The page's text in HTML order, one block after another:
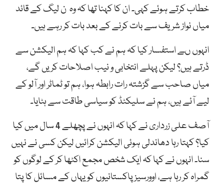
خطاب کرتے ہوئے کہی۔ ان کا کہنا تھا کہ وہ ن لیگ کے قائد
میاں نواز شریف سے بات کرنے کے بعد بات کر رہے ہیں۔
انہوں ںے استفسار کیا کہ ہم نے کب کہا کہ ہم الیکشن سے
ڈرتے ہیں؟ لیکن پہلے انتخابی و نیب اصلاحات کریں گے،
میاں صاحب سے گزشتہ رات رابطہ ہوا، ہم تو ٹماٹر اور آلو کے
لیے آئے ہیں، ہم نے سلیکٹڈ کو سیاسی طاقت سے ہٹایا۔
آصف علی زرداری نے کہا کہ انہوں نے پچھلے 4 سال میں کیا
کیا؟ کہتا رہا دھاندلی ہوئی الیکشن کرائیں لیکن کسی نے نہیں
سنا۔ انہوں نے کہا کہ ایک شخص مجمع اکٹھا کر کے لوگوں کو
گمراہ کر رہا ہے، اوورسیز پاکستانیوں کو یہاں کے مسائل کا پتا